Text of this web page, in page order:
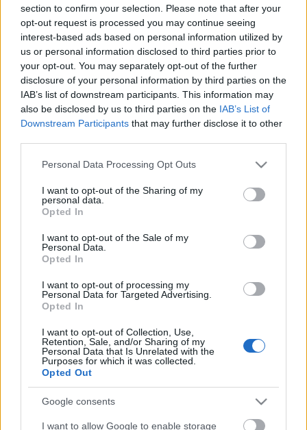
section to confirm your selection. Please note that after your
opt-out request is processed you may continue seeing
interest-based ads based on personal information utilized by
us or personal information disclosed to third parties prior to
your opt-out. You may separately opt-out of the further
disclosure of your personal information by third parties on the
IAB’s list of downstream participants. This information may
also be disclosed by us to third parties on the IAB’s List of
Downstream Participants that may further disclose it to other
Please note that this website/app uses one or more Google
not limited to your visit or usage behaviour. You may click to
grant or deny consent to Google and its third-party tags to
use your data for below specified purposes in below Google
consent section.
Personal Data Processing Opt Outs
I want to opt-out of the Sharing of my
personal data.
Opted In
I want to opt-out of the Sale of my
Personal Data.
Opted In
I want to opt-out of processing my
Personal Data for Targeted Advertising.
Opted In
I want to opt-out of Collection, Use,
Retention, Sale, and/or Sharing of my
Personal Data that Is Unrelated with the
Purposes for which it was collected.
Opted Out
Google consents
I want to allow Google to enable storage
LEGFRISSEBB
Országos hírek
Megérkezett az eső a Duna vízgyűjtőjére
Aktuális
Paks II.: Mit jelent az 5. blokk új
árnyékában?
másodfokúra csökken a riasztás
HIRDETÉS